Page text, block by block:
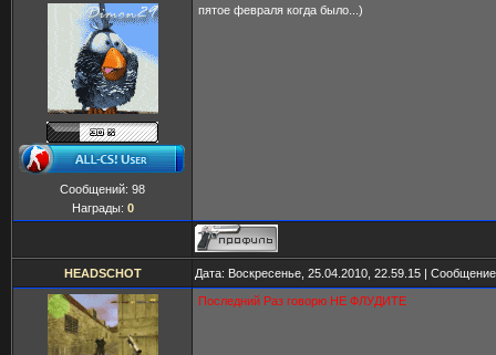
Сообщений: 98
Награды: 0
пятое февраля когда было...)
HEADSCHOT Дата: Воскресенье, 25.04.2010, 22.59.15 |
Последний Раз говорю НЕ ФЛУДИТЕ